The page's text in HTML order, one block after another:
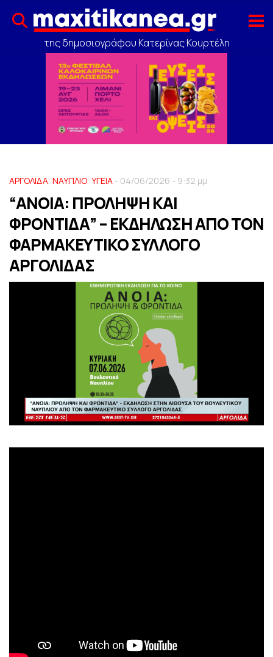
της δημοσιογράφου Κατερίνας Κουρτέλη
ΑΡΓΟΛΙΔΑ, ΝΑΥΠΛΙΟ, ΥΓΕΙΑ - 04/06/2026 - 9:32 μμ
“ΑΝΟΙΑ: ΠΡΟΛΗΨΗ ΚΑΙ
ΦΡΟΝΤΙΔΑ” – ΕΚΔΗΛΩΣΗ ΑΠΟ ΤΟΝ
ΦΑΡΜΑΚΕΥΤΙΚΟ ΣΥΛΛΟΓΟ
ΑΡΓΟΛΙΔΑΣ